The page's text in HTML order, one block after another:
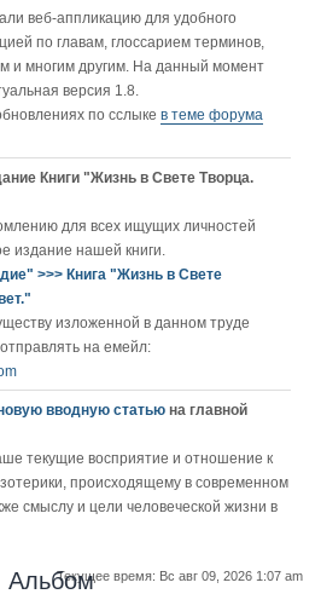
веб-аппликацию для удобного
по главам, глоссарием терминов,
и многим другим. На данный момент
версия 1.8.
по сслыке в теме форума
Книги "Жизнь в Свете Творца.
для всех ищущих личностей
издание нашей книги.
>>> Книга "Жизнь в Свете
изложенной в данном труде
на емейл:
вводную статью на главной
текущие восприятие и отношение к
происходящему в современном
смыслу и цели человеческой жизни в
Текущее время: Вс авг 09, 2026 1:07 am
Альбом